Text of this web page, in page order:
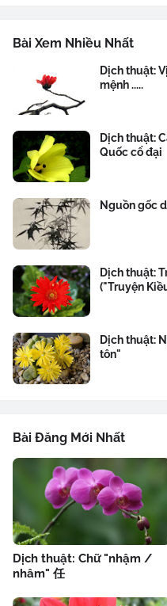
Bài Xem Nhiều Nhất
Dịch thuật:
mệnh .....
Dịch thuật:
Quốc cổ đại
Nguồn gốc
Dịch thuật:
("Truyện
Dịch thuật:
tôn"
Bài Đăng Mới Nhất
Dịch thuật: Chữ "nhậm /
nhâm" 任